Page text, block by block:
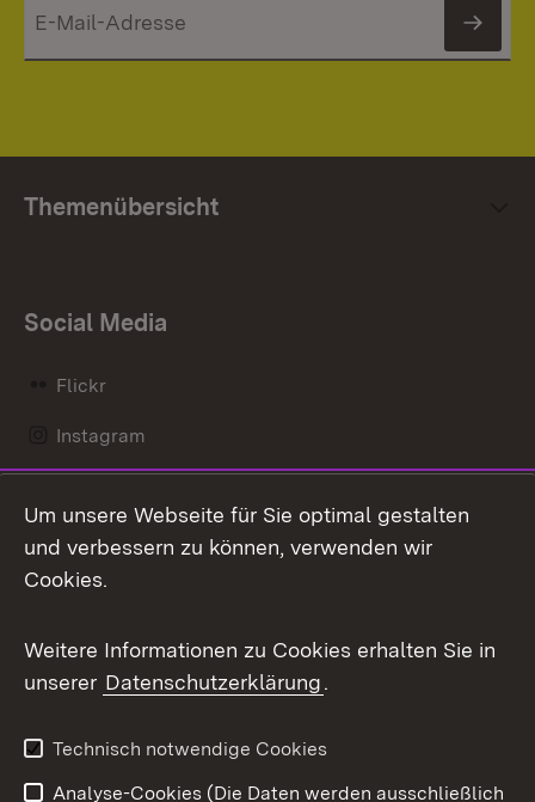
Themenübersicht
Social Media
Flickr
Instagram
Mastodon
Messenger
Social Wall
X / Twitter
Youtube
Um unsere Webseite für Sie optimal gestalten
und verbessern zu können, verwenden wir
Cookies.
Weitere Informationen zu Cookies erhalten Sie in
unserer Datenschutzerklärung.
Technisch notwendige Cookies
Analyse-Cookies (Die Daten werden ausschließlich